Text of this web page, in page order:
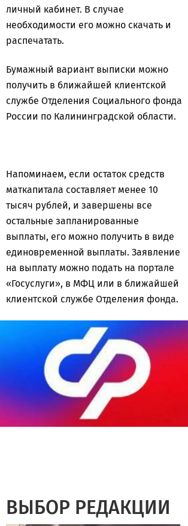
личный кабинет. В случае
необходимости его можно скачать и
распечатать.
Бумажный вариант выписки можно
получить в ближайшей клиентской
службе Отделения Социального фонда
России по Калининградской области.
Напоминаем, если остаток средств
маткапитала составляет менее 10
тысяч рублей, и завершены все
остальные запланированные
выплаты, его можно получить в виде
единовременной выплаты. Заявление
на выплату можно подать на портале
«Госуслуги», в МФЦ или в ближайшей
клиентской службе Отделения фонда.
ВЫБОР РЕДАКЦИИ